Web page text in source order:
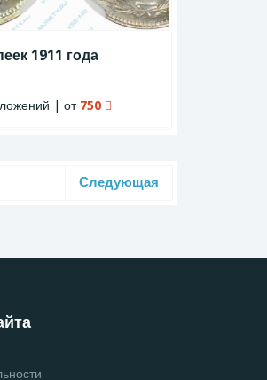
1911 года
| от 750
Следующая